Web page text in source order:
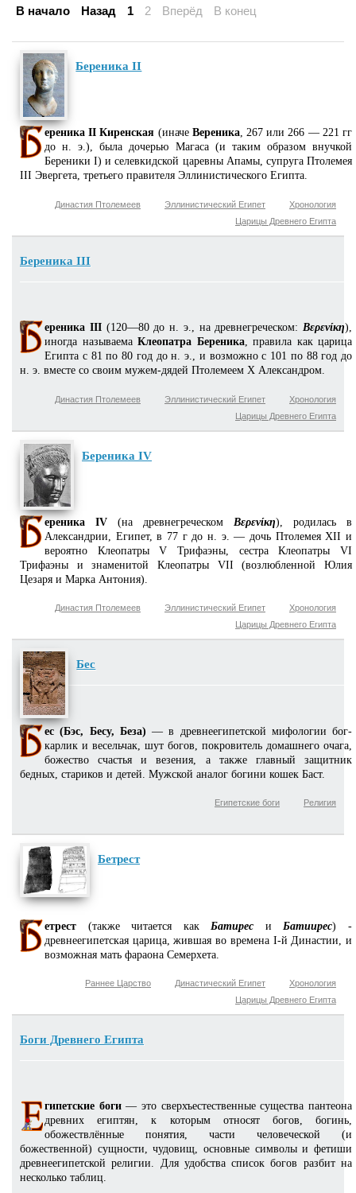
В начало Назад 1 2 Вперёд В конец
Береника II
ереника II Киренская (иначе Вереника, 267 или 266 — 221 гг
до н. э.), была дочерью Магаса (и таким образом внучкой
Береники I) и селевкидской царевны Апамы, супруга Птолемея
III Эвергета, третьего правителя Эллинистического Египта.
Хронология
Эллинистический Египет
Династия Птолемеев
Царицы Древнего Египта
Береника III
ереника III(120—80 до н. э., на древнегреческом: Βερενίκη),
иногда называема Клеопатра Береника, правила как царица
Египта с 81 по 80 год до н. э., и возможно с 101 по 88 год до
н. э. вместе со своим мужем-дядей Птолемеем X Александром.
Хронология
Эллинистический Египет
Династия Птолемеев
Царицы Древнего Египта
Береника IV
ереника IV (на древнегреческом Βερενίκη), родилась в
Александрии, Египет, в 77 г до н. э. — дочь Птолемея XII и
вероятно Клеопатры V Трифаэны, сестра Клеопатры VI
Трифаэны и знаменитой Клеопатры VII (возлюбленной Юлия
Цезаря и Марка Антония).
Хронология
Эллинистический Египет
Династия Птолемеев
Царицы Древнего Египта
Бес
ес (Бэс, Бесу, Беза) — в древнеегипетской мифологии бог-
карлик и весельчак, шут богов, покровитель домашнего очага,
божество счастья и везения, а также главный защитник
бедных, стариков и детей. Мужской аналог богини кошек Баст.
Религия
Египетские боги
Бетрест
етрест (также читается как Батирес и Батиирес) -
древнеегипетская царица, жившая во времена I-й Династии, и
возможная мать фараона Семерхета.
Хронология
Династический Египет
Раннее Царство
Царицы Древнего Египта
Боги Древнего Египта
гипетские боги— это сверхъестественные существа пантеона
древних египтян, к которым относят богов, богинь,
обожествлённые понятия, части человеческой (и
божественной) сущности, чудовищ, основные символы и фетиши
древнеегипетской религии. Для удобства список богов разбит на
несколько таблиц.